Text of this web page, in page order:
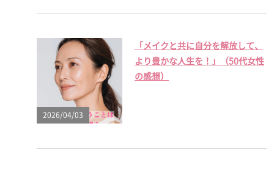
2026/04/03
「メイクと共に自分を解放して、
より豊かな人生を！」（50代女性
の感想）